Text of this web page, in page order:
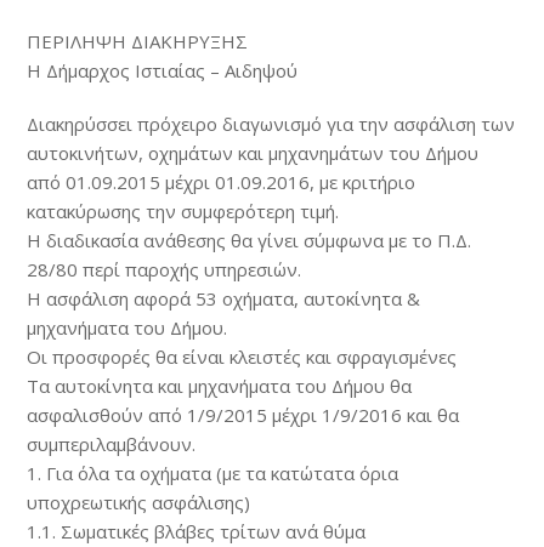
ΠΕΡΙΛΗΨΗ ΔΙΑΚΗΡΥΞΗΣ
Η Δήμαρχος Ιστιαίας – Αιδηψού
Διακηρύσσει πρόχειρο διαγωνισμό για την ασφάλιση των
αυτοκινήτων, οχημάτων και μηχανημάτων του Δήμου
από 01.09.2015 μέχρι 01.09.2016, με κριτήριο
κατακύρωσης την συμφερότερη τιμή.
Η διαδικασία ανάθεσης θα γίνει σύμφωνα με το Π.Δ.
28/80 περί παροχής υπηρεσιών.
Η ασφάλιση αφορά 53 οχήματα, αυτοκίνητα &
μηχανήματα του Δήμου.
Οι προσφορές θα είναι κλειστές και σφραγισμένες
Τα αυτοκίνητα και μηχανήματα του Δήμου θα
ασφαλισθούν από 1/9/2015 μέχρι 1/9/2016 και θα
συμπεριλαμβάνουν.
1. Για όλα τα οχήματα (με τα κατώτατα όρια
υποχρεωτικής ασφάλισης)
1.1. Σωματικές βλάβες τρίτων ανά θύμα